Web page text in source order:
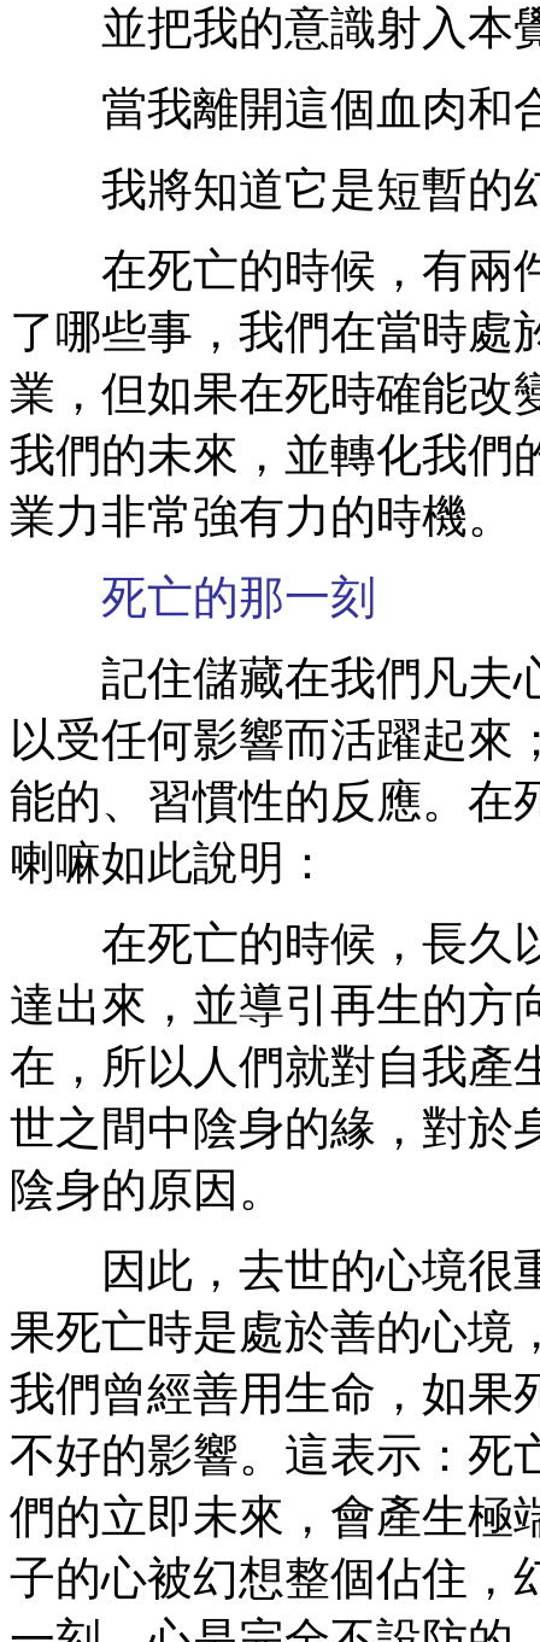
並把我的意識射入本
當我離開這個血肉和
我將知道它是短暫的
在死亡的時候，有兩
了哪些事，我們在當時處
業，但如果在死時確能改
我們的未來，並轉化我們
業力非常強有力的時機。
死亡的那一刻
記住儲藏在我們凡夫
以受任何影響而活躍起來
能的、習慣性的反應。在
喇嘛如此說明：
在死亡的時候，長久
達出來，並導引再生的方
在，所以人們就對自我產
世之間中陰身的緣，對於
陰身的原因。
因此，去世的心境很
果死亡時是處於善的心境
我們曾經善用生命，如果
不好的影響。這表示：死
們的立即未來，會產生極
子的心被幻想整個佔住，